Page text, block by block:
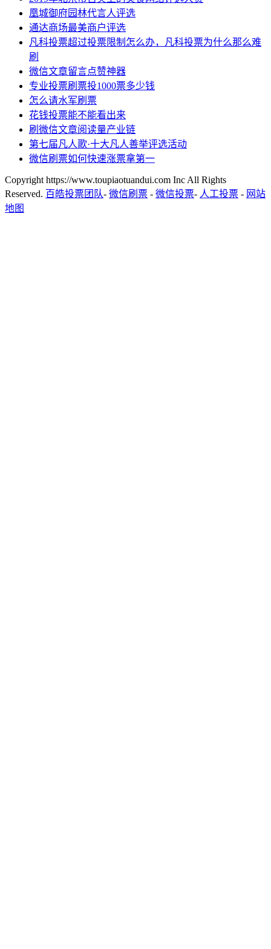
凰城御府园林代言人评选
通达商场最美商户评选
凡科投票超过投票限制怎么办，凡科投票为什么那么难
刷
微信文章留言点赞神器
专业投票刷票投1000票多少钱
怎么请水军刷票
花钱投票能不能看出来
刷微信文章阅读量产业链
第七届凡人歌·十大凡人善举评选活动
微信刷票如何快速涨票拿第一
Copyright https://www.toupiaotuandui.com Inc All Rights
Reserved. 百皓投票团队- 微信刷票 - 微信投票- 人工投票 - 网站
地图